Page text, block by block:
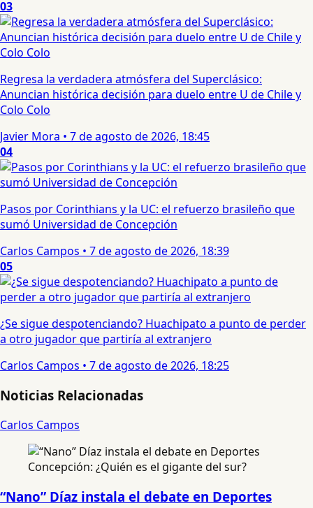
03
Regresa la verdadera atmósfera del Superclásico:
Anuncian histórica decisión para duelo entre U de Chile y
Colo Colo
Javier Mora • 7 de agosto de 2026, 18:45
04
Pasos por Corinthians y la UC: el refuerzo brasileño que
sumó Universidad de Concepción
Carlos Campos • 7 de agosto de 2026, 18:39
05
¿Se sigue despotenciando? Huachipato a punto de perder
a otro jugador que partiría al extranjero
Carlos Campos • 7 de agosto de 2026, 18:25
Noticias Relacionadas
Carlos Campos
“Nano” Díaz instala el debate en Deportes